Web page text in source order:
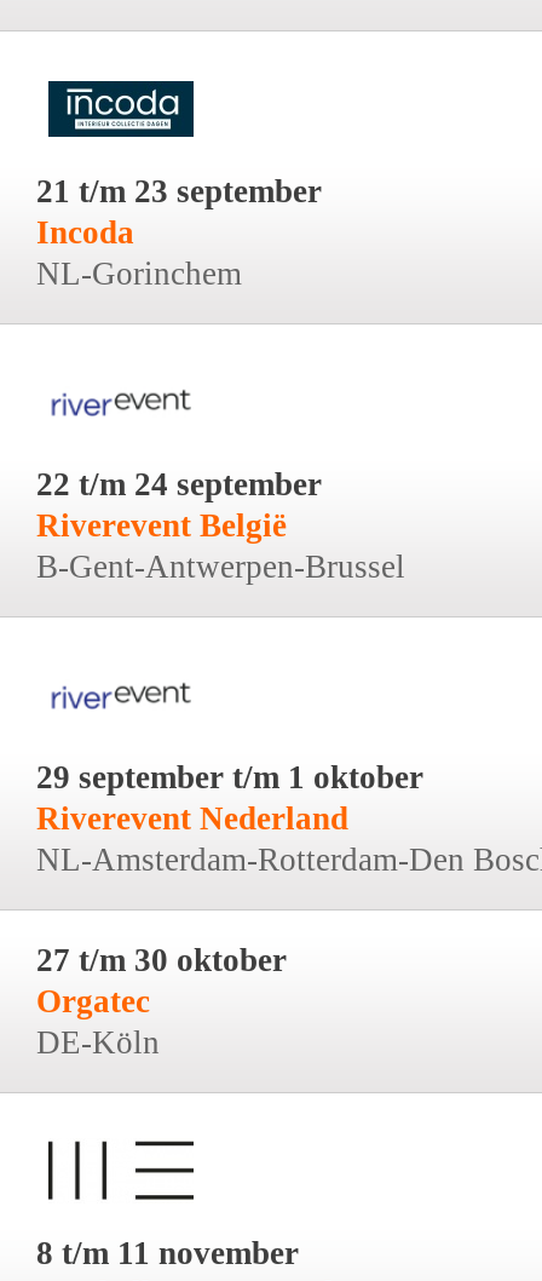
21 t/m 23 september
Incoda
NL-Gorinchem
22 t/m 24 september
Riverevent België
B-Gent-Antwerpen-Brussel
29 september t/m 1 oktober
Riverevent Nederland
NL-Amsterdam-Rotterdam-Den
27 t/m 30 oktober
Orgatec
DE-Köln
8 t/m 11 november